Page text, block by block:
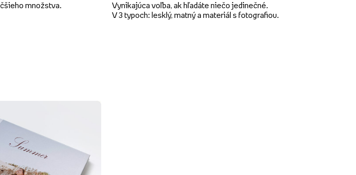
množstva.
Vynikajúca voľba, ak hľadáte niečo jedinečné.
V 3 typoch: lesklý, matný a materiál s fotografiou.